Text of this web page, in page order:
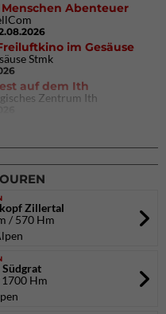
Abenteuer
im Gesäuse
Stmk
auf dem Ith
Zentrum Ith
2026
Süd (Thalkirchen)
Zillertal
/ 570 Hm
Hm